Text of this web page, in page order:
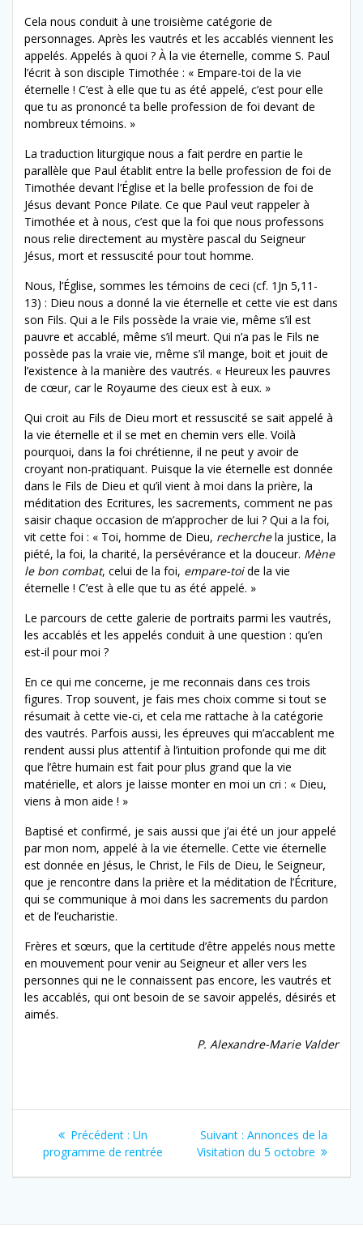
Cela nous conduit à une troisième catégorie de
personnages. Après les vautrés et les accablés viennent les
appelés. Appelés à quoi ? À la vie éternelle, comme S. Paul
l’écrit à son disciple Timothée : « Empare-toi de la vie
éternelle ! C’est à elle que tu as été appelé, c’est pour elle
que tu as prononcé ta belle profession de foi devant de
nombreux témoins. »
La traduction liturgique nous a fait perdre en partie le
parallèle que Paul établit entre la belle profession de foi de
Timothée devant l’Église et la belle profession de foi de
Jésus devant Ponce Pilate. Ce que Paul veut rappeler à
Timothée et à nous, c’est que la foi que nous professons
nous relie directement au mystère pascal du Seigneur
Jésus, mort et ressuscité pour tout homme.
Nous, l’Église, sommes les témoins de ceci (cf. 1Jn 5,11-
13) : Dieu nous a donné la vie éternelle et cette vie est dans
son Fils. Qui a le Fils possède la vraie vie, même s’il est
pauvre et accablé, même s’il meurt. Qui n’a pas le Fils ne
possède pas la vraie vie, même s’il mange, boit et jouit de
l’existence à la manière des vautrés. « Heureux les pauvres
de cœur, car le Royaume des cieux est à eux. »
Qui croit au Fils de Dieu mort et ressuscité se sait appelé à
la vie éternelle et il se met en chemin vers elle. Voilà
pourquoi, dans la foi chrétienne, il ne peut y avoir de
croyant non-pratiquant. Puisque la vie éternelle est donnée
dans le Fils de Dieu et qu’il vient à moi dans la prière, la
méditation des Ecritures, les sacrements, comment ne pas
saisir chaque occasion de m’approcher de lui ? Qui a la foi,
vit cette foi : « Toi, homme de Dieu, recherchela justice, la
piété, la foi, la charité, la persévérance et la douceur. Mène
le bon combat, celui de la foi, empare-toide la vie
éternelle ! C’est à elle que tu as été appelé. »
Le parcours de cette galerie de portraits parmi les vautrés,
les accablés et les appelés conduit à une question : qu’en
est-il pour moi ?
En ce qui me concerne, je me reconnais dans ces trois
figures. Trop souvent, je fais mes choix comme si tout se
résumait à cette vie-ci, et cela me rattache à la catégorie
des vautrés. Parfois aussi, les épreuves qui m’accablent me
rendent aussi plus attentif à l’intuition profonde qui me dit
que l’être humain est fait pour plus grand que la vie
matérielle, et alors je laisse monter en moi un cri : « Dieu,
viens à mon aide ! »
Baptisé et confirmé, je sais aussi que j’ai été un jour appelé
par mon nom, appelé à la vie éternelle. Cette vie éternelle
est donnée en Jésus, le Christ, le Fils de Dieu, le Seigneur,
que je rencontre dans la prière et la méditation de l’Écriture,
qui se communique à moi dans les sacrements du pardon
et de l’eucharistie.
Frères et sœurs, que la certitude d’être appelés nous mette
en mouvement pour venir au Seigneur et aller vers les
personnes qui ne le connaissent pas encore, les vautrés et
les accablés, qui ont besoin de se savoir appelés, désirés et
aimés.
P. Alexandre-Marie Valder
Navigation
de
Précédent : Article
précédent
Un
programme de rentrée
Suivant : Article
suivant
Annonces de la
Visitation du 5 octobre